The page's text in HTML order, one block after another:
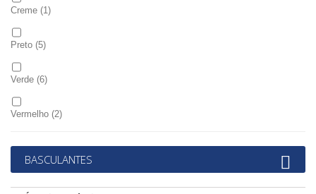
Creme (1)
Preto (5)
Verde (6)
Vermelho (2)
BASCULANTES